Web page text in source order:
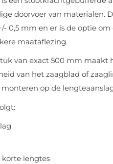
doorvoer van materialen.
0,5 mm en er is de optie om
maataflezing.
van exact 500 mm maakt
van het zaagblad of
op de
lengtes